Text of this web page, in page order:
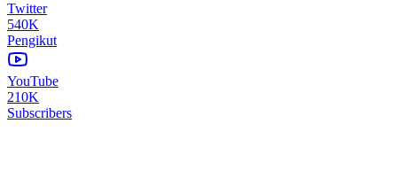
Twitter
540K
Pengikut
YouTube
210K
Subscribers